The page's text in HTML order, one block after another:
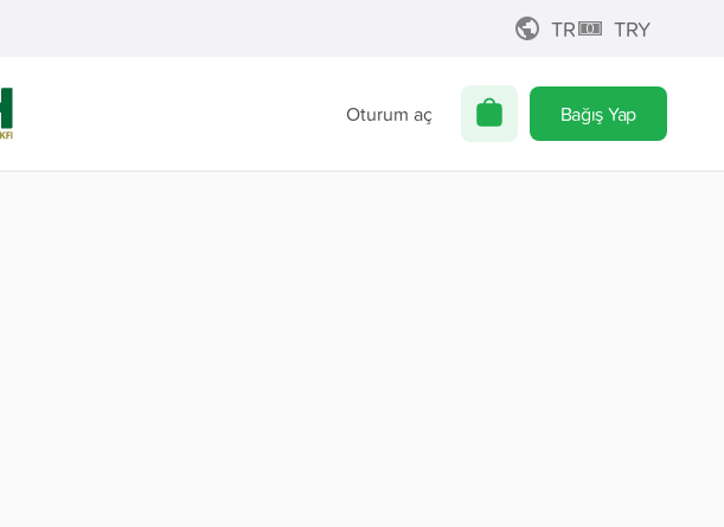
TR TRY
Oturum aç Bağış Yap